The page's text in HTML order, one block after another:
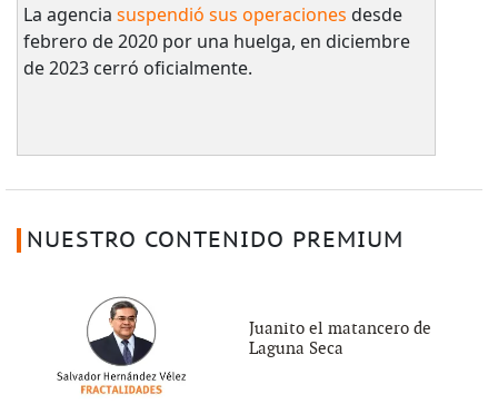
La agencia suspendió sus operaciones desde
febrero de 2020 por una huelga, en diciembre
de 2023 cerró oficialmente.
NUESTRO CONTENIDO PREMIUM
Juanito el matancero de
Laguna Seca